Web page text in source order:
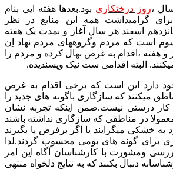
،روز درختکاری بود.بعدها هفته ایی بنام
گرامیداشت همه این منابع در نظر
اسفند هر سال آغاز و بمدت یک هفته
است که مردم وگروههای مردم نهاد اِن
هفته ،اقدام به غرص نهال کرده و مردم را
البته اقدامی ست نیک وپسندیده.
دارد این است که برخی اقدام به غرص
میکنند که سازگاری باگونه های جدید را
کار درستی نیست.ضمن اینکه تجربه نشان
در مناطقی که سازگاری نداشته باشند
به خشکی میگرایند یا اگر برفرض پا بگیرند
گونه های بومی محسوب گردند.لذا
ومشورت با کارشناسان آگاه این امر
دنبال بکنند که به نتایج دلخواه منتهی